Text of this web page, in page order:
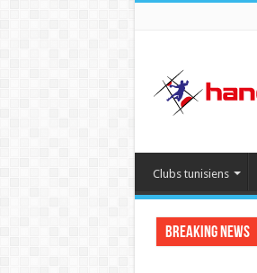
Clubs tunisiens
Breaking News